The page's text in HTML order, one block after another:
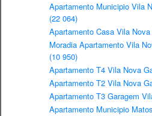
Apartamento Municipio Vila
(22 064)
Apartamento Casa Vila
Moradia Apartamento Vila
(10 950)
Apartamento T4 Vila Nova
Apartamento T2 Vila Nova
Apartamento T3 Garagem
Apartamento Municipio